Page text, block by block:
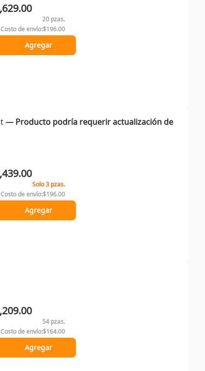
Costo de envío:$196.00
20 pzas.
Agregar
― Producto podría requerir actualización de
Costo de envío:$196.00
Solo 3 pzas.
Agregar
Costo de envío:$164.00
54 pzas.
Agregar